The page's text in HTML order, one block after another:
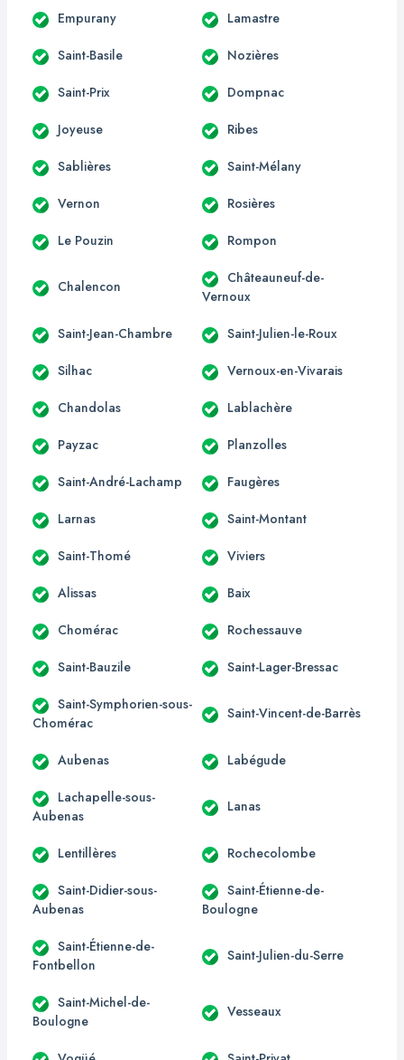
Empurany Lamastre
Saint-Basile Nozières
Saint-Prix Dompnac
Joyeuse Ribes
Sablières Saint-Mélany
Vernon Rosières
Le Pouzin Rompon
Chalencon
Châteauneuf-de-
Vernoux
Saint-Jean-Chambre Saint-Julien-le-Roux
Silhac Vernoux-en-Vivarais
Chandolas Lablachère
Payzac Planzolles
Saint-André-Lachamp Faugères
Larnas Saint-Montant
Saint-Thomé Viviers
Alissas Baix
Chomérac Rochessauve
Saint-Bauzile Saint-Lager-Bressac
Saint-Symphorien-sous-
Chomérac
Saint-Vincent-de-Barrès
Aubenas Labégude
Lachapelle-sous-
Aubenas
Lanas
Lentillères Rochecolombe
Saint-Didier-sous-
Aubenas
Saint-Étienne-de-
Boulogne
Saint-Étienne-de-
Fontbellon
Saint-Julien-du-Serre
Saint-Michel-de-
Boulogne
Vesseaux